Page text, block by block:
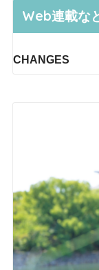
Web連載な
CHANGES